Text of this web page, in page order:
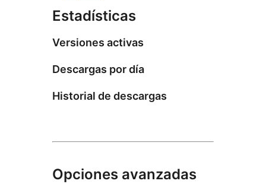
Estadísticas
Versiones activas
Descargas por día
Historial de descargas
Opciones avanzadas